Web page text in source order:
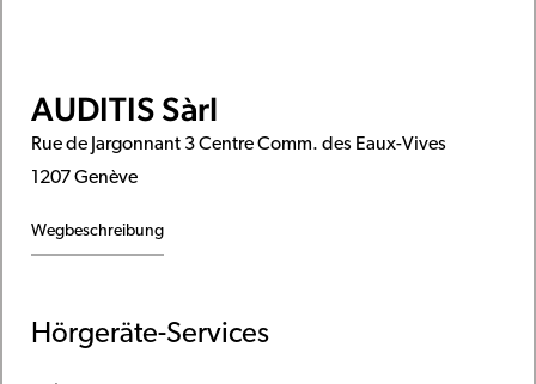
AUDITIS Sàrl
Rue de Jargonnant 3 Centre Comm. des Eaux-Vives
1207 Genève
Wegbeschreibung
Hörgeräte-Services